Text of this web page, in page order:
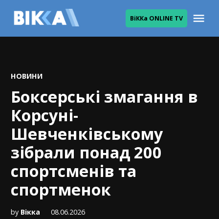
ВіККа ONLINE TV
POSTED
НОВИНИ
Боксерські змагання в
Корсуні-
Шевченківському
зібрали понад 200
спортсменів та
спортменок
by Вікка 08.06.2026